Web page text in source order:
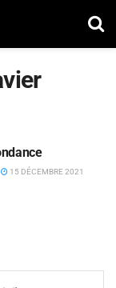
15 DÉCEMBRE 2021